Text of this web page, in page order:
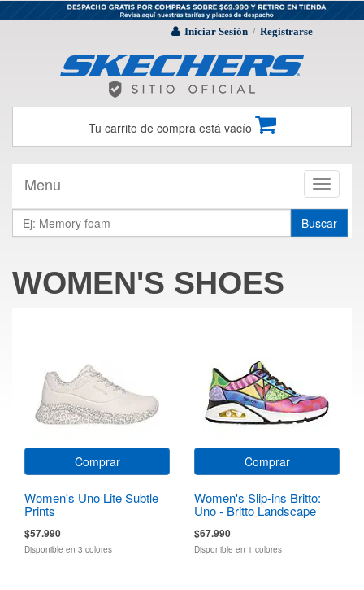
Iniciar Sesión / Registrarse
Tu carrito de compra está vacío
Toggle
Menu
Buscar
WOMEN'S SHOES
Comprar
Women's Uno Lite Subtle
Prints
$57.990
Disponible en 3 colores
Comprar
Women's Slip-ins Britto:
Uno - Britto Landscape
$67.990
Disponible en 1 colores